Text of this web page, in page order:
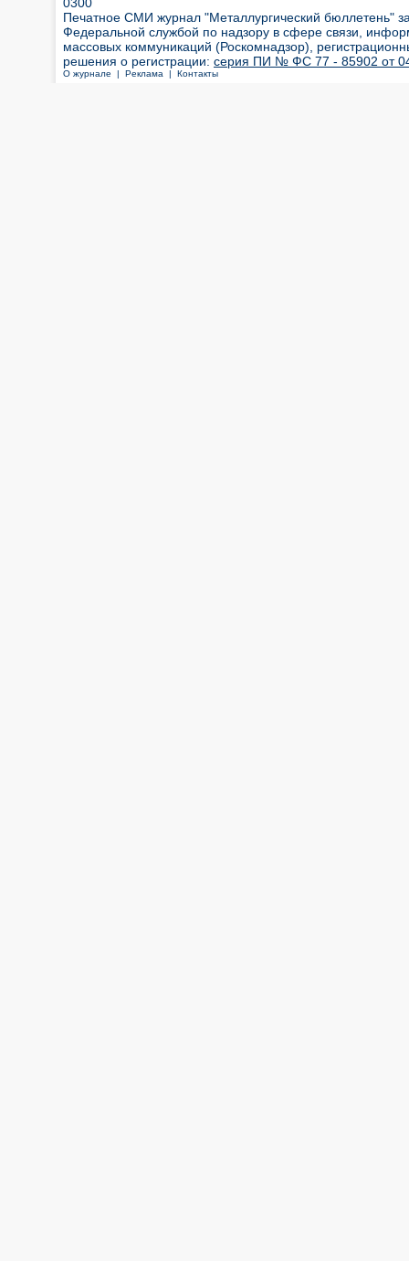
Печатное СМИ журнал "Металлургический бюллетень"
Федеральной службой по надзору в сфере связи,
массовых коммуникаций (Роскомнадзор),
решения о регистрации: серия ПИ № ФС 77 - 85902 от 04
О журнале | Реклама | Контакты